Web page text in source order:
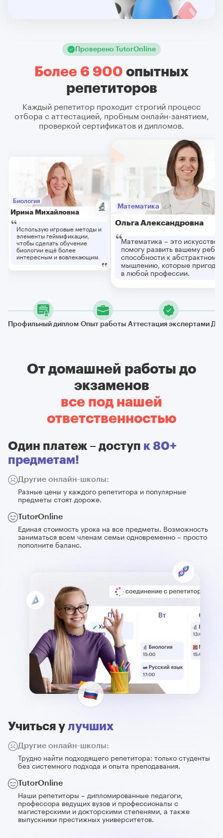
Проверено TutorOnline
Более 6 900 опытных
репетиторов
Каждый репетитор проходит строгий процесс
отбора с аттестацией, пробным онлайн-занятием,
проверкой сертификатов и дипломов.
Биология
Ирина Михайловна
Использую игровые методы и
элементы геймификации,
чтобы сделать обучение
биологии ещё более
интересным и вовлекающим.
Математика
Ольга Александровна
Математика – это искусство
помогу развить вашему
способности к абстрактному
мышлению, которые
в любой профессии.
Профильный диплом Опыт работы Аттестация экспертами
От домашней работы до
экзаменов
все под нашей
ответственностью
Один платеж – доступ к 80+
предметам!
Другие онлайн-школы:
Разные цены у каждого репетитора и популярные
предметы стоят дороже.
TutorOnline
Единая стоимость урока на все предметы. Возможность
заниматься всем членам семьи одновременно – просто
пополните баланс.
Учиться у лучших
Другие онлайн-школы:
Трудно найти подходящего репетитора: только студенты
без системного подхода и опыта преподавания.
TutorOnline
Наши репетиторы – дипломированные педагоги,
профессора ведущих вузов и профессионалы с
магистерскими и докторскими степенями, а также
выпускники престижных университетов.